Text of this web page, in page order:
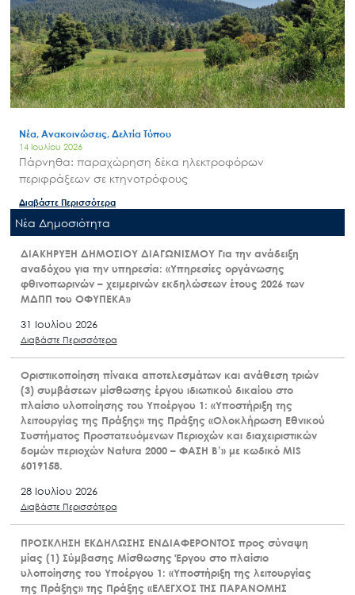
Νέα, Ανακοινώσεις, Δελτία Τύπου
14 Ιουλίου 2026
Πάρνηθα: παραχώρηση δέκα ηλεκτροφόρων
περιφράξεων σε κτηνοτρόφους
Διαβάστε Περισσότερα
Nέα Δημοσιότητα
ΔΙΑΚΗΡΥΞΗ ΔΗΜΟΣΙΟΥ ΔΙΑΓΩΝΙΣΜΟΥ Για την ανάδειξη
αναδόχου για την υπηρεσία: «Υπηρεσίες οργάνωσης
φθινοπωρινών – χειμερινών εκδηλώσεων έτους 2026 των
ΜΔΠΠ του ΟΦΥΠΕΚΑ»
31 Ιουλίου 2026
Διαβάστε Περισσότερα
Οριστικοποίηση πίνακα αποτελεσμάτων και ανάθεση τριών
(3) συμβάσεων μίσθωσης έργου ιδιωτικού δικαίου στο
πλαίσιο υλοποίησης του Υποέργου 1: «Υποστήριξη της
λειτουργίας της Πράξης» της Πράξης «Ολοκλήρωση Εθνικού
Συστήματος Προστατευόμενων Περιοχών και διαχειριστικών
δομών περιοχών Natura 2000 – ΦΑΣΗ Β’» με κωδικό MIS
6019158.
28 Ιουλίου 2026
Διαβάστε Περισσότερα
ΠΡΟΣΚΛΗΣΗ ΕΚΔΗΛΩΣΗΣ ΕΝΔΙΑΦΕΡΟΝΤΟΣ προς σύναψη
μίας (1) Σύμβασης Μίσθωσης Έργου στο πλαίσιο
υλοποίησης του Υποέργου 1: «Υποστήριξη της λειτουργίας
της Πράξης» της Πράξης «ΕΛΕΓΧΟΣ ΤΗΣ ΠΑΡΑΝΟΜΗΣ